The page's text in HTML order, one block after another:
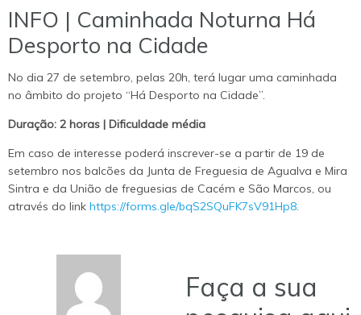
INFO | Caminhada Noturna Há
Desporto na Cidade
No dia 27 de setembro, pelas 20h, terá lugar uma caminhada
no âmbito do projeto “Há Desporto na Cidade”.
Duração: 2 horas | Dificuldade média
Em caso de interesse poderá inscrever-se a partir de 19 de
setembro nos balcões da Junta de Freguesia de Agualva e Mira
Sintra e da União de freguesias de Cacém e São Marcos, ou
através do link https://forms.gle/bqS2SQuFK7sV91Hp8.
Faça a sua